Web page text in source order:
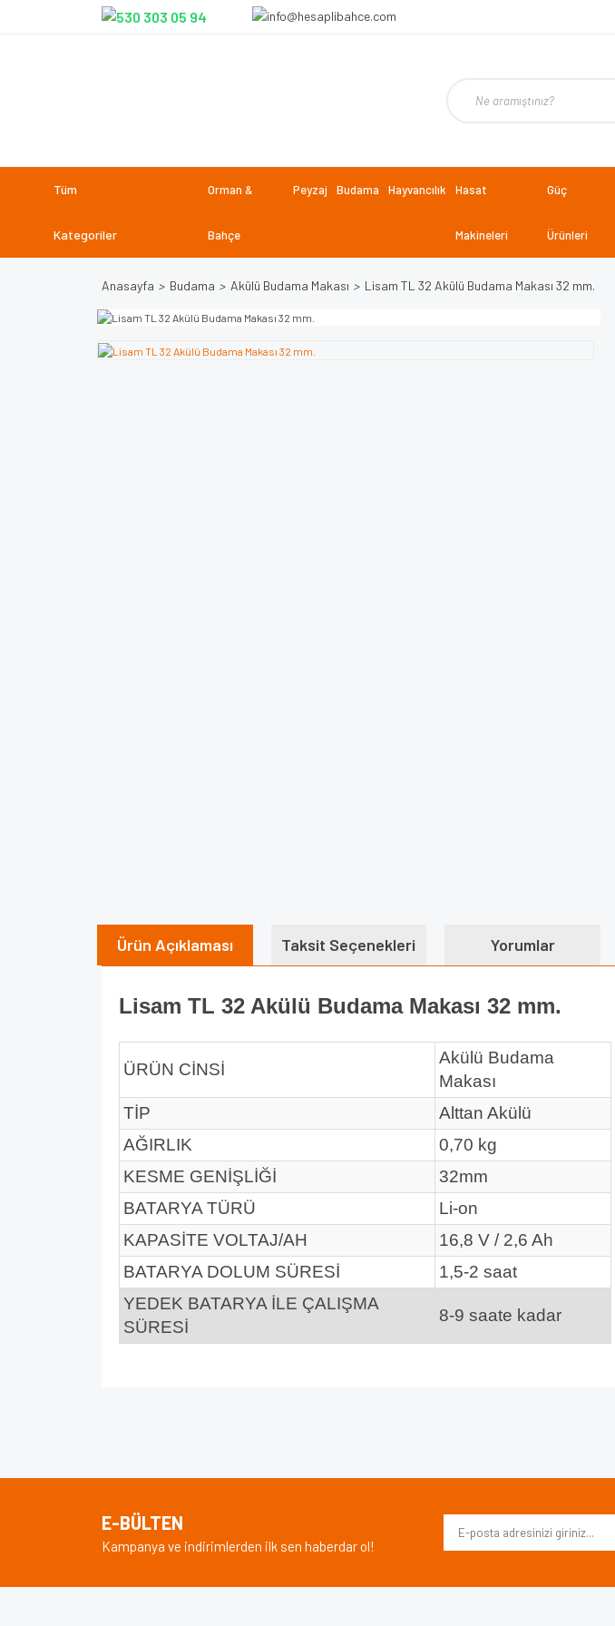
Tüm
Kategoriler
Orman &
Bahçe
Peyzaj Budama Hayvancılık Hasat
Makineleri
Güç
Ürünleri
Anasayfa Budama Akülü Budama Makası Lisam TL 32 Akülü Budama Makası 32 mm.
Ürün Açıklaması Taksit Seçenekleri Yorumlar
Lisam TL 32 Akülü Budama Makası 32 mm.
ÜRÜN CİNSİ
Akülü Budama
Makası
TİP
Alttan Akülü
AĞIRLIK
0,70 kg
KESME GENİŞLİĞİ
32mm
BATARYA TÜRÜ
Li-on
KAPASİTE VOLTAJ/AH
16,8 V / 2,6 Ah
BATARYA DOLUM SÜRESİ
1,5-2 saat
YEDEK BATARYA İLE ÇALIŞMA
SÜRESİ
8-9 saate kadar
Ürün resmi kalitesiz, bozuk veya görüntülenemiyor.
Ürün bilgilerinde hatalar bulunuyor.
E-BÜLTEN
Kampanya ve indirimlerden ilk sen haberdar ol!